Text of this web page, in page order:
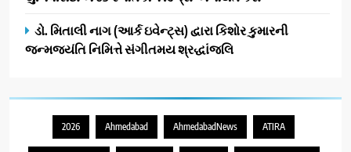
ડો. મિતાલી નાગ (આર્ક ઇવેન્ટ્સ) દ્વારા કિશોર કુમારની
જન્મજયંતિ નિમિત્તે સંગીતમય શ્રદ્ધાંજલિ
2026 Ahmedabad AhmedabadNews ATIRA